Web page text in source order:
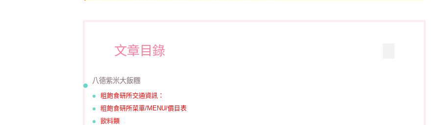
文章目錄
八德紫米大飯糰
粗飽食研所交通資訊：
粗飽食研所菜單/MENU/價目表
飲料類